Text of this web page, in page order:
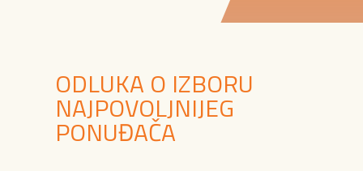
ODLUKA O IZBORU
NAJPOVOLJNIJEG
PONUĐAČA